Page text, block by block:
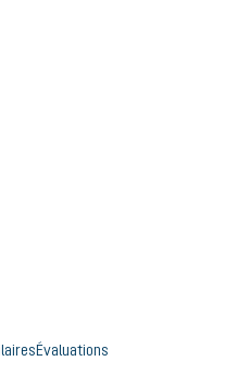
Évaluations